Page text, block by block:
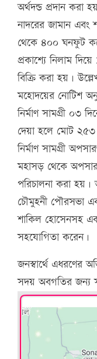
অর্থদন্ড প্রদান
নাদরের জামান
থেকে ৪০০ ঘনফুট
প্রকাশ্যে নিলাম
বিক্রি করা হয়।
মহোদয়ের নোটিশ
নির্মাণ সামগ্রী ০৩
দেয়া হলে মোট ২৫৩
নির্মাণ সামগ্রী
মহাসড় থেকে
পরিচালনা করা হয়।
চৌমুহনী পৌরসভা
শাকিল হোসেনসহ
সহযোগিতা করেন।
জনস্বার্থে এধরণের
সদয় অবগতির জন্য